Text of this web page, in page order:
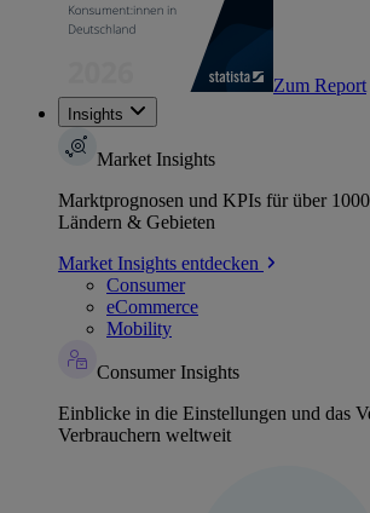
Zum Report
Insights
Market Insights
Marktprognosen und KPIs für über
Ländern & Gebieten
Market Insights entdecken
Consumer
eCommerce
Mobility
Consumer Insights
Einblicke in die Einstellungen und das
Verbrauchern weltweit